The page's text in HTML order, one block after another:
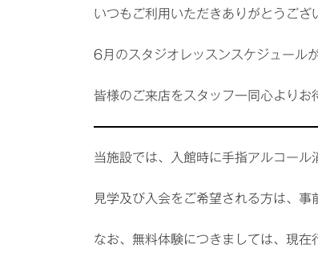
いつもご利用いただきありがとうござ
6月のスタジオレッスンスケジュール
皆様のご来店をスタッフ一同心よりお
当施設では、入館時に手指アルコール
見学及び入会をご希望される方は、
なお、無料体験につきましては、現在